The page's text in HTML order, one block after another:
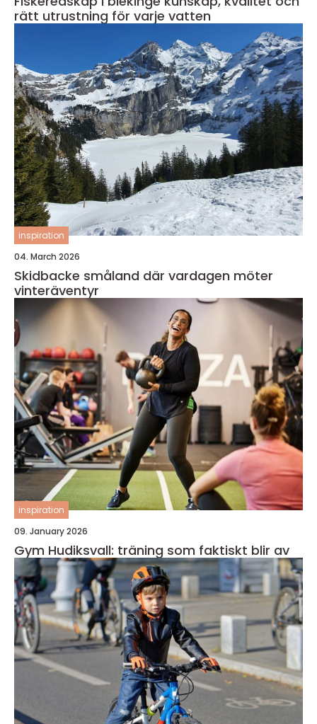
rätt utrustning för varje vatten
inspiration
04. March 2026
Skidbacke småland där vardagen möter
vinteräventyr
inspiration
09. January 2026
Gym Hudiksvall: träning som faktiskt blir av